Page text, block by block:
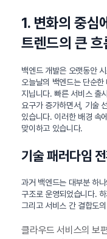
1. 변화의 중심
트렌드의 큰 흐
백엔드 개발은 오랫동안
오늘날의 백엔드는 단순
지닙니다. 빠른 서비스 출
요구가 증가하면서, 기술
있습니다. 이러한 배경 속
맞이하고 있습니다.
기술 패러다임
과거 백엔드는 대부분 하
구조로 운영되었습니다.
그리고 서비스 간 결합도
클라우드 서비스의 보